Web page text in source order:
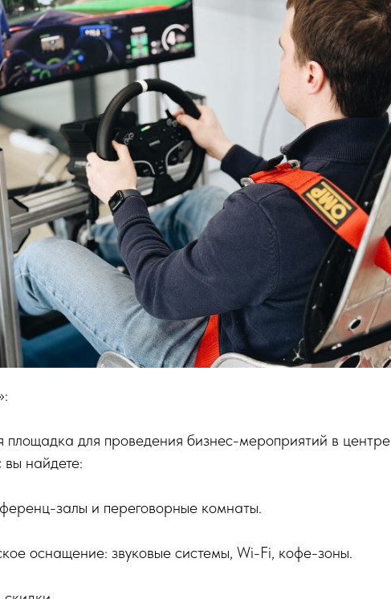
для проведения бизнес-мероприятий в центре
найдете:
залы и переговорные комнаты.
оснащение: звуковые системы, Wi-Fi, кофе-зоны.